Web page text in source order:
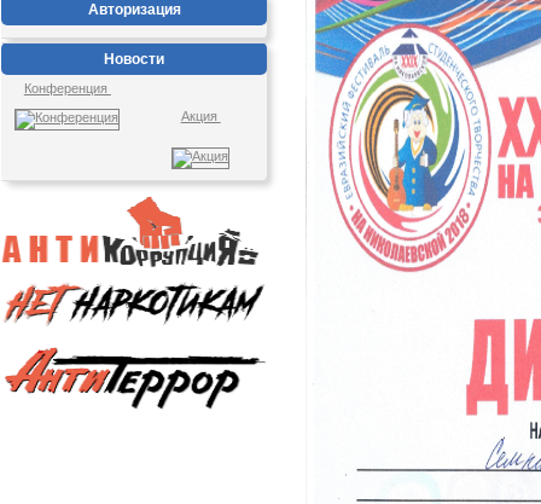
Авторизация
Новости
Конференция
Акция